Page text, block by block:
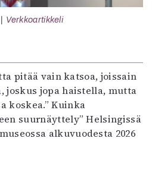
Verkkoartikkeli
pitää vain katsoa, joissain
joskus jopa haistella, mutta
koskea.” Kuinka
suurnäyttely” Helsingissä
alkuvuodesta 2026